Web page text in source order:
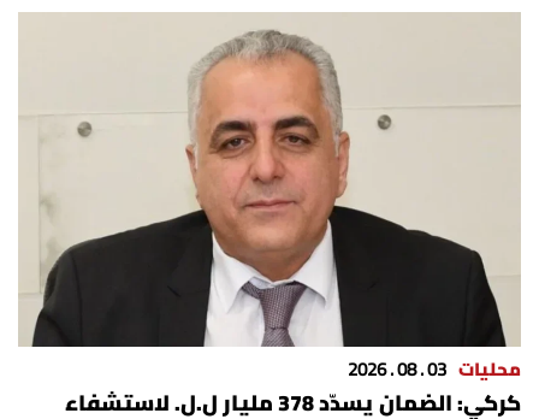
محليات 03 . 08 . 2026
كركي: الضمان يسدّد 378 مليار ل.ل. لاستشفاء